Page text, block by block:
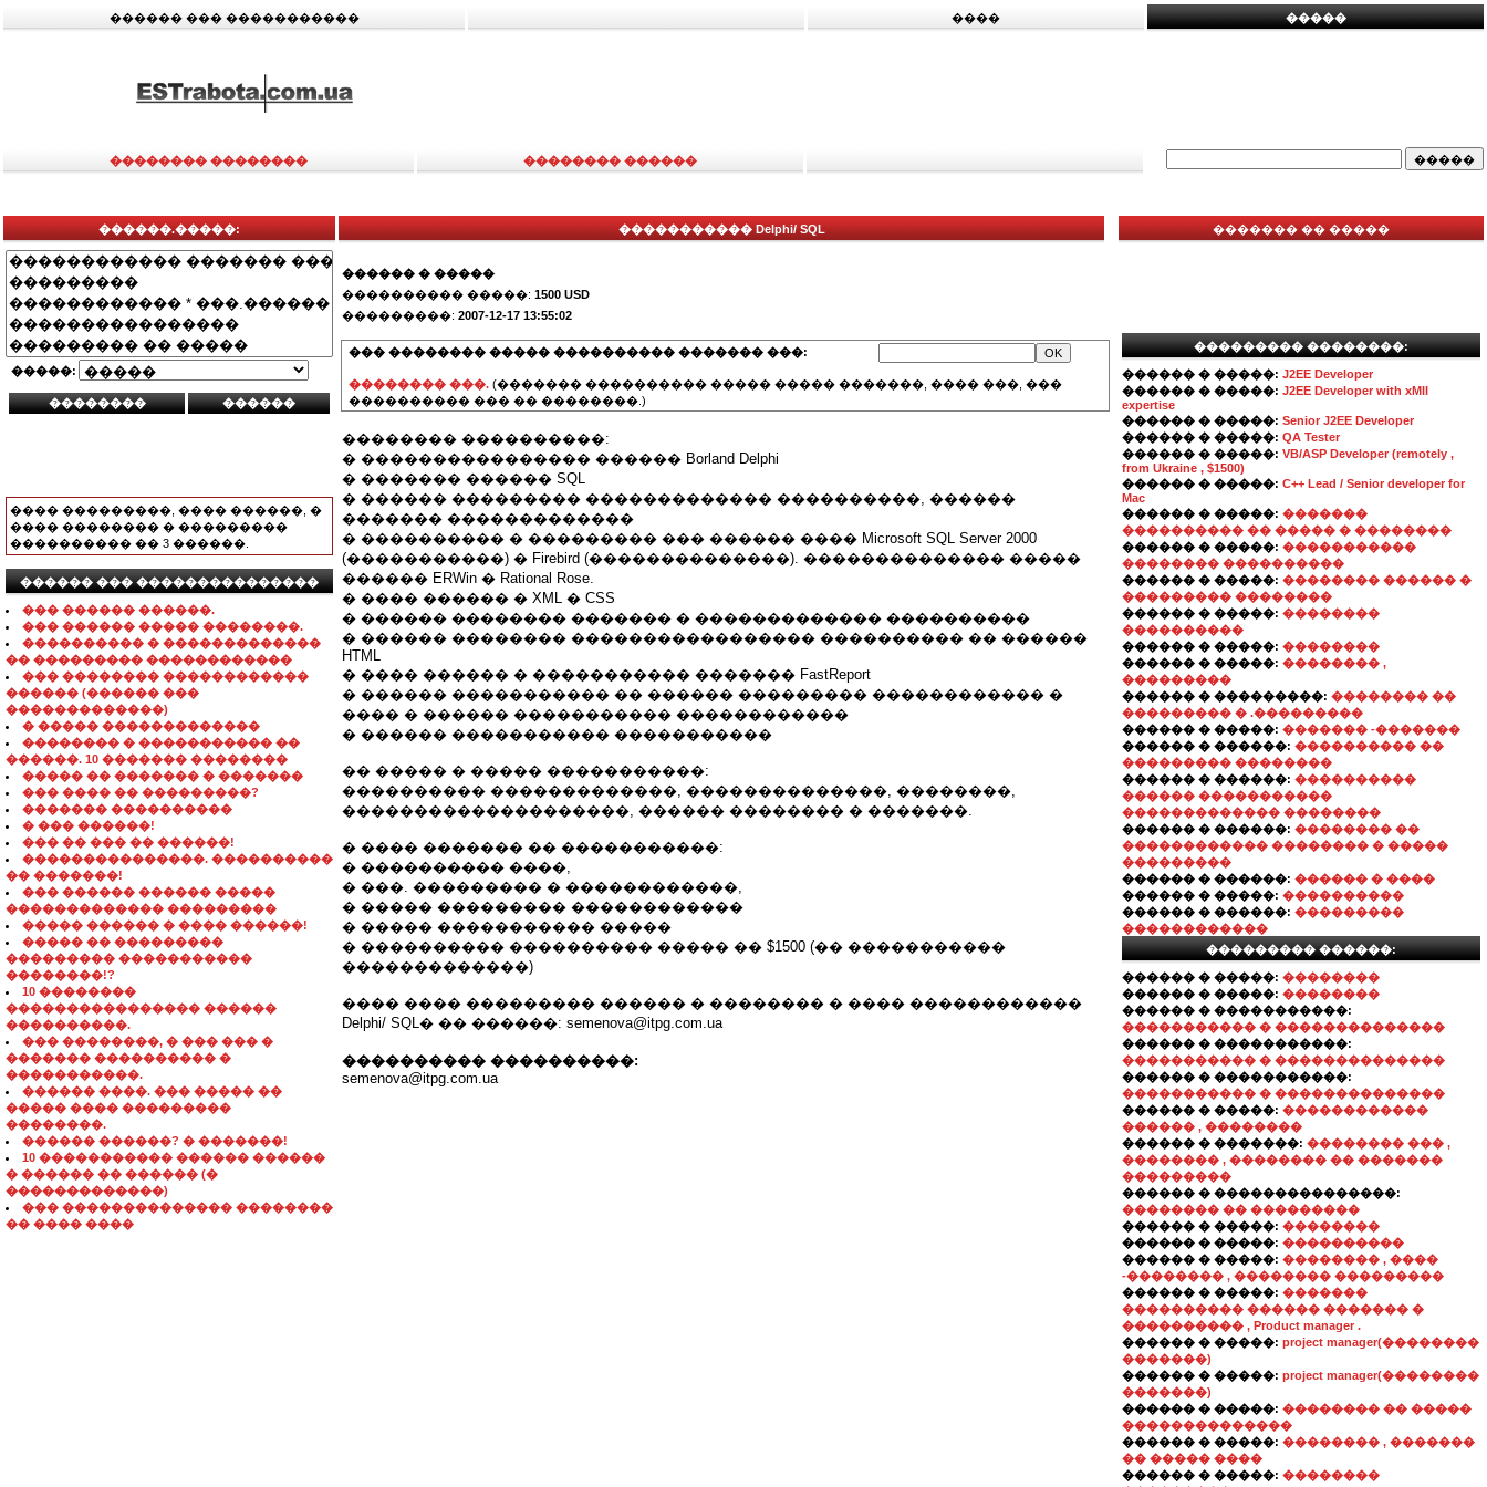
������ ��� ����������� ���� �����
�������� �������� �������� ������
������.�����:
�����:
���� ���������, ���� ������, �
���� �������� � ���������
���������� �� 3 ������.
������ ��� ���������������
��� ������ ������.
��� ������ ����� ��������.
���������� � �������������
�� ��������� ������������
��� �������� ������������
������ (������ ���
�������������)
� ����� �������������
�������� � ����������� ��
������. 10 ������� ��������
����� �� ������� � �������
��� ���� �� ���������?
������� ����������
� ��� ������!
��� �� ��� �� ������!
���������������. ����������
�� �������!
��� ������ ������ �����
������������� ���������
����� ������ � ���� ������!
����� �� ���������
��������� �����������
��������!?
10 ��������
���������������� ������
����������.
��� ��������, � ��� ��� �
������� ���������� �
�����������.
������ ����. ��� ����� ��
����� ���� ���������
��������.
������ ������? � �������!
10 ����������� ������ ������
� ������ �� ������ (�
�������������)
��� �������������� ��������
�� ���� ����
����������� Delphi/ SQL
������ � �����
���������� �����: 1500 USD
���������: 2007-12-17 13:55:02
��� �������� ����� ���������� ������� ���:
�������� ���. (������� ���������� ����� ����� �������, ���� ���, ���
���������� ��� �� ��������.)
�������� ����������:
� ���������������� ������ Borland Delphi
� ������� ������ SQL
� ������ ��������� ������������� ����������, ������
������� �������������
� ���������� � ��������� ��� ������ ���� Microsoft SQL Server 2000
(�����������) � Firebird (��������������). �������������� �����
������ ERWin � Rational Rose.
� ���� ������ � XML � CSS
� ������ �������� ������� � ������������� ����������
� ������ �������� ����������������� ���������� �� ������
HTML
� ���� ������ � ����������� ������� FastReport
� ������ ����������� �� ������ ��������� ������������ �
���� � ������ ����������� ������������
� ������ ����������� �����������
�� ����� � ����� �����������:
���������� �������������, ��������������, ��������,
��������������������, ������ �������� � �������.
� ���� ������� �� �����������:
� ���������� ����,
� ���. ��������� � ������������,
� ����� ��������� ������������
� ����� ����������� �����
� ���������� ���������� ����� �� $1500 (�� �����������
�������������)
���� ���� ��������� ������ � �������� � ���� ������������
Delphi/ SQL� �� ������: semenova@itpg.com.ua
���������� ����������:
semenova@itpg.com.ua
������� �� �����
��������� ��������:
������ � �����: J2EE Developer
������ � �����: J2EE Developer with xMII
expertise
������ � �����: Senior J2EE Developer
������ � �����: QA Tester
������ � �����: VB/ASP Developer (remotely ,
from Ukraine , $1500)
������ � �����: C++ Lead / Senior developer for
Mac
������ � �����: �������
���������� �� ����� � ��������
������ � �����: �����������
�������� ����������
������ � �����: �������� ������ �
��������� ��������
������ � �����: ��������
����������
������ � �����: ��������
������ � �����: �������� ,
���������
������ � ���������: �������� ��
��������� � .���������
������ � �����: ������� -�������
������ � ������: ���������� ��
��������� ��������
������ � ������: ����������
������ �����������
������������� ��������
������ � ������: �������� ��
������������ �������� � �����
���������
������ � ������: ������ � ����
������ � �����: ����������
������ � ������: ���������
������������
��������� ������:
������ � �����: ��������
������ � �����: ��������
������ � �����������:
����������� � ��������������
������ � �����������:
����������� � ��������������
������ � �����������:
����������� � ��������������
������ � �����: ������������
������ , ��������
������ � �������: �������� ��� ,
�������� , �������� �� �������
���������
������ � ���������������:
�������� �� ���������
������ � �����: ��������
������ � �����: ����������
������ � �����: �������� , ����
-�������� , �������� ���������
������ � �����: �������
���������� ������ ������� �
���������� , Product manager .
������ � �����: project manager(��������
�������)
������ � �����: project manager(��������
�������)
������ � �����: �������� �� �����
��������������
������ � �����: �������� , �������
�� ����� ����
������ � �����: ��������